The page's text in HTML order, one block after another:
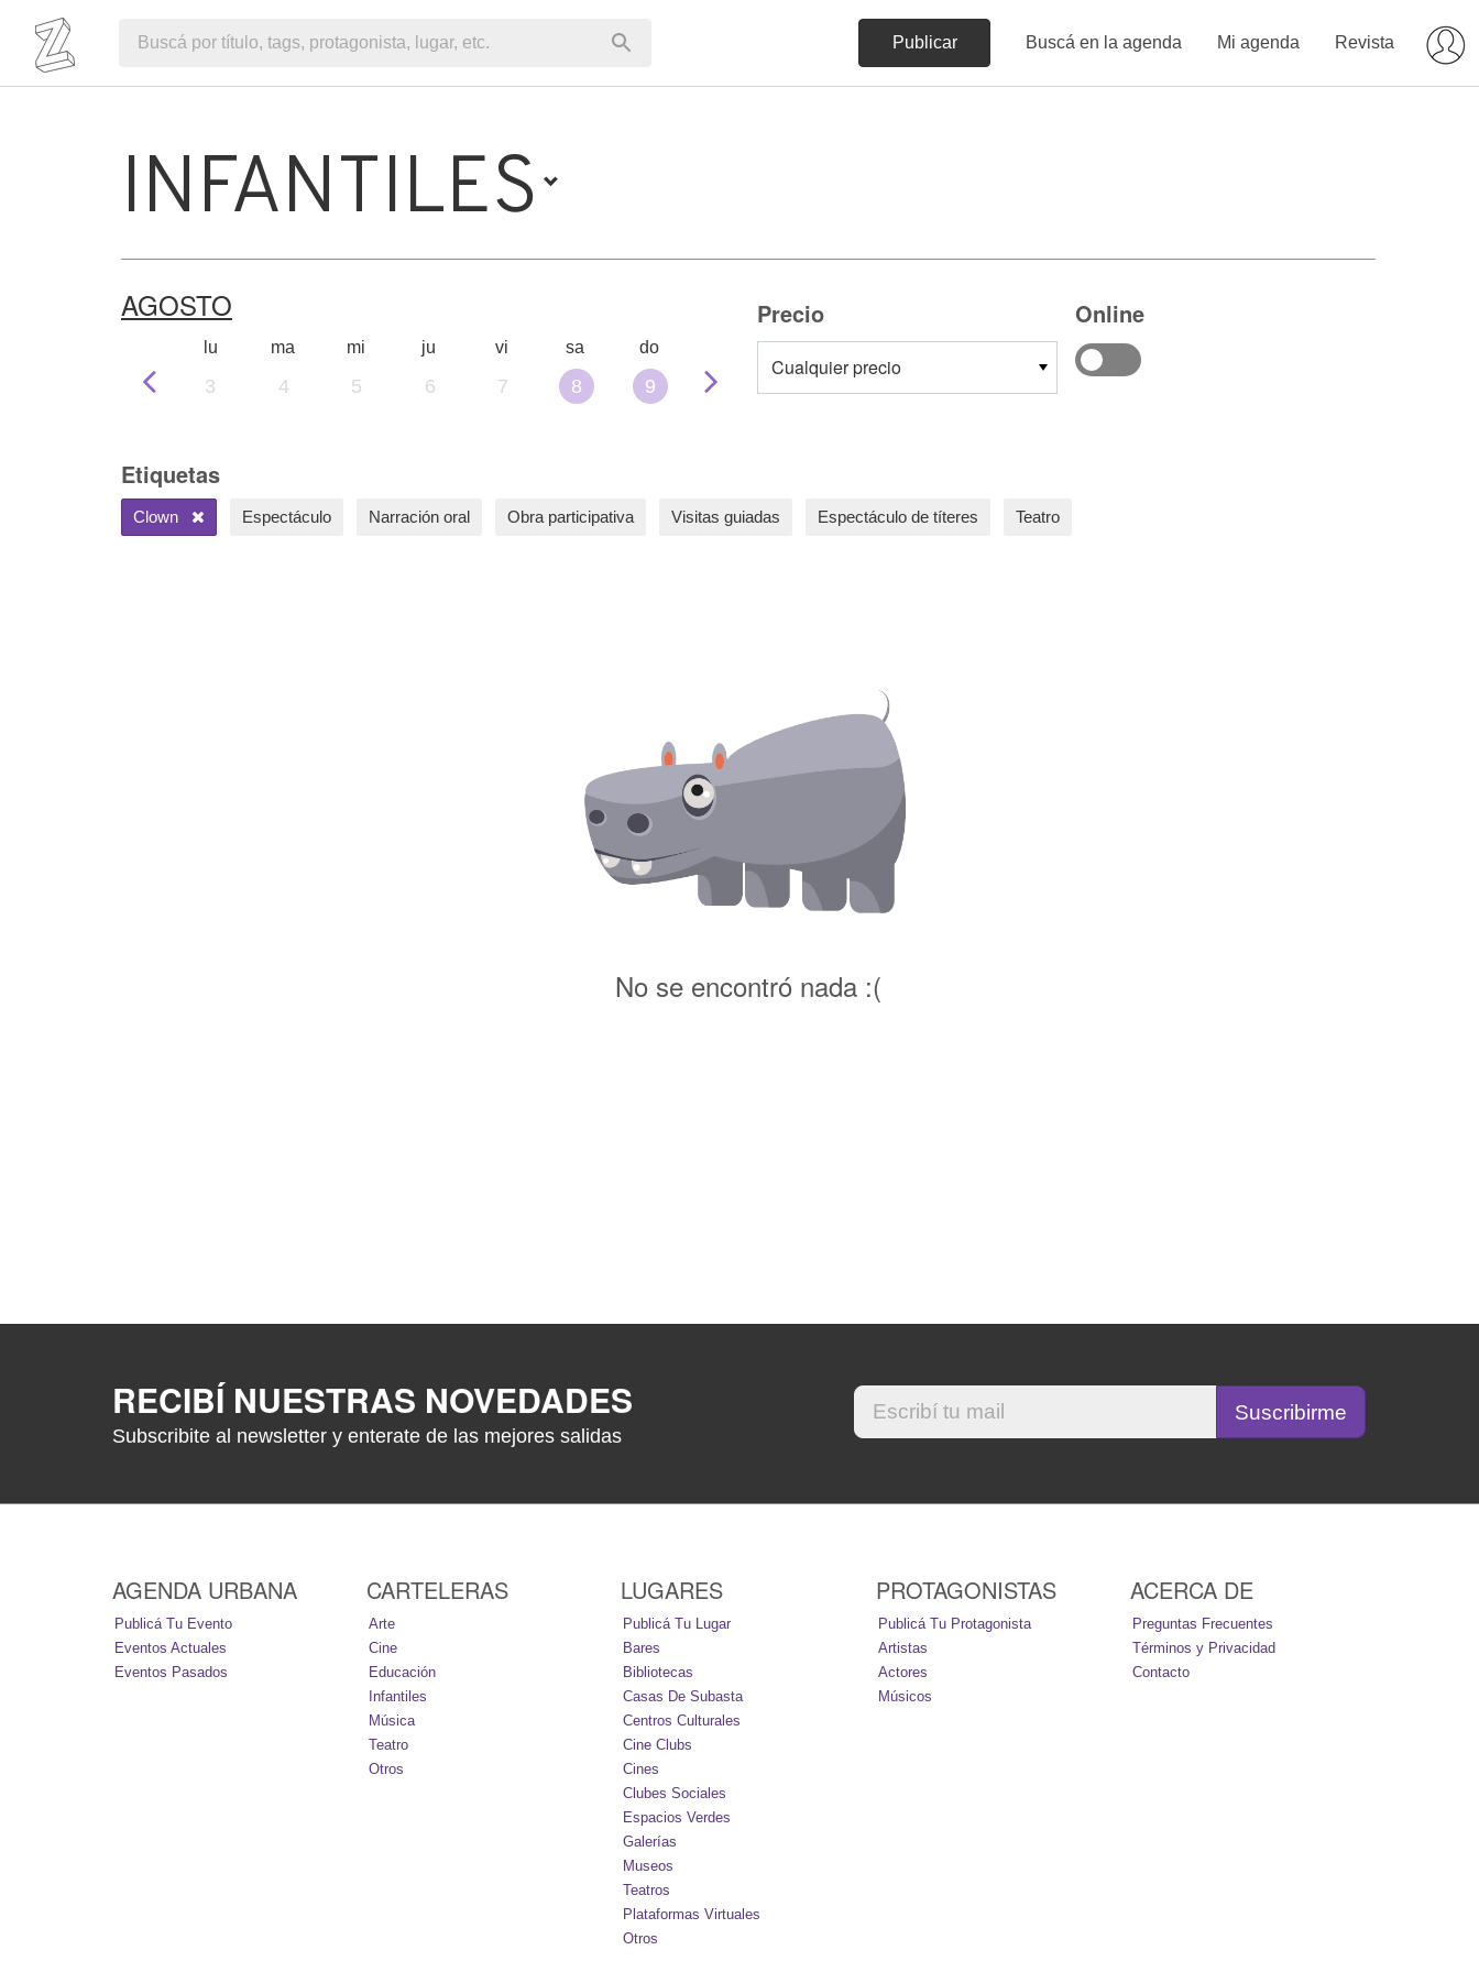
Publicar Buscá en la agenda Mi agenda Revista
INFANTILES
AGOSTO
lu ma mi ju vi sa do
3 4 5 6 7 8 9 10
Precio Online
Etiquetas
Clown Espectáculo Narración oral Obra participativa Visitas guiadas Espectáculo de títeres Teatro
No se encontró nada :(
RECIBÍ NUESTRAS NOVEDADES
Subscribite al newsletter y enterate de las mejores salidas
AGENDA URBANA
Publicá Tu Evento
Eventos Actuales
Eventos Pasados
CARTELERAS
Arte
Cine
Educación
Infantiles
Música
Teatro
Otros
LUGARES
Publicá Tu Lugar
Bares
Bibliotecas
Casas De Subasta
Centros Culturales
Cine Clubs
Cines
Clubes Sociales
Espacios Verdes
Galerías
Museos
Teatros
Plataformas Virtuales
Otros
PROTAGONISTAS
Publicá Tu Protagonista
Artistas
Actores
Músicos
ACERCA DE
Preguntas Frecuentes
Términos y Privacidad
Contacto